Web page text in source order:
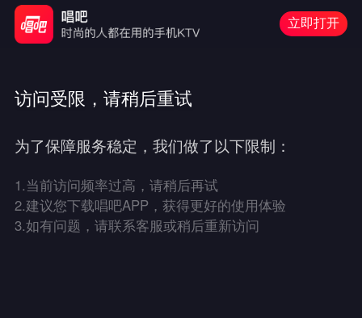
立即打开
访问受限，请稍后重试
为了保障服务稳定，我们做了以下限制：
1.当前访问频率过高，请稍后再试
2.建议您下载唱吧APP，获得更好的使用体验
3.如有问题，请联系客服或稍后重新访问